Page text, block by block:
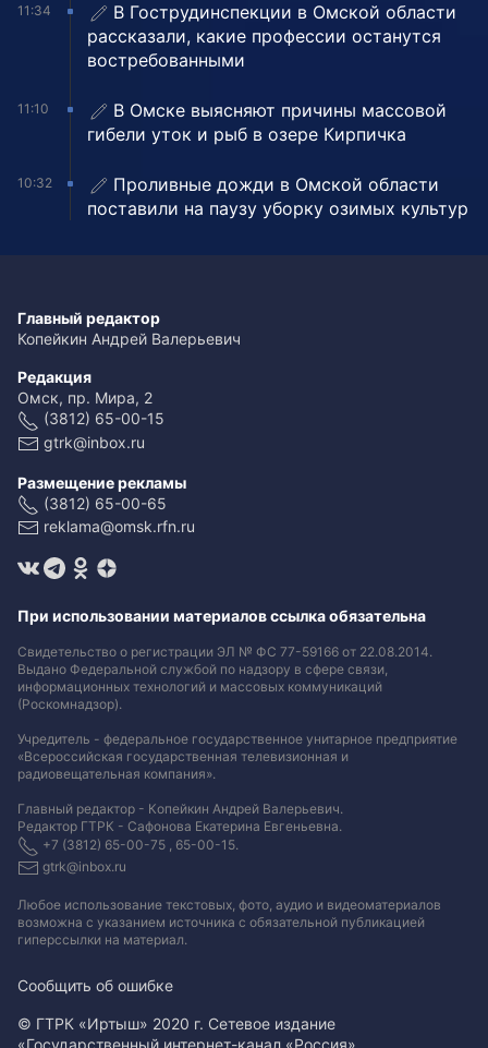
11:34
В Гострудинспекции в Омской области
рассказали, какие профессии останутся
востребованными
11:10
В Омске выясняют причины массовой
гибели уток и рыб в озере Кирпичка
10:32
Проливные дожди в Омской области
поставили на паузу уборку озимых культур
Главный редактор
Копейкин Андрей Валерьевич
Редакция
Омск, пр. Мира, 2
(3812) 65-00-15
gtrk@inbox.ru
Размещение рекламы
(3812) 65-00-65
reklama@omsk.rfn.ru
При использовании материалов ссылка обязательна
Свидетельство о регистрации ЭЛ № ФС 77-59166 от 22.08.2014.
Выдано Федеральной службой по надзору в сфере связи,
информационных технологий и массовых коммуникаций
(Роскомнадзор).
Учредитель - федеральное государственное унитарное предприятие
«Всероссийская государственная телевизионная и
радиовещательная компания».
Главный редактор - Копейкин Андрей Валерьевич.
Редактор ГТРК - Сафонова Екатерина Евгеньевна.
+7 (3812) 65-00-75 , 65-00-15.
gtrk@inbox.ru
Любое использование текстовых, фото, аудио и видеоматериалов
возможна с указанием источника с обязательной публикацией
гиперссылки на материал.
Сообщить об ошибке
© ГТРК «Иртыш» 2020 г. Сетевое издание